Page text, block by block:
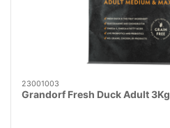
23001003
Grandorf Fresh Duck Adult 3Kg